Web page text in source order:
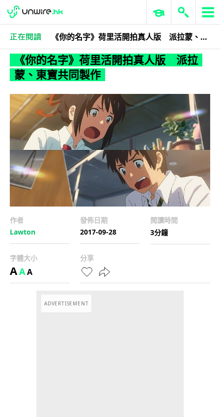
《你的名字》荷里活開拍真人版 派拉蒙、東寶共同製作
科技娛樂 生活娛樂
《你的名字》荷里活開拍真人版 派拉
蒙、東寶共同製作
作者
Lawton
發佈日期
2017-09-28
閱讀時間
3分鐘
字體大小
AAA
分享
ADVERTISEMENT